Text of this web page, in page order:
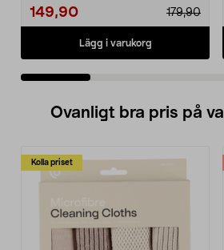
149,90 179,90
Lägg i varukorg
Ovanligt bra pris på
Kolla priset